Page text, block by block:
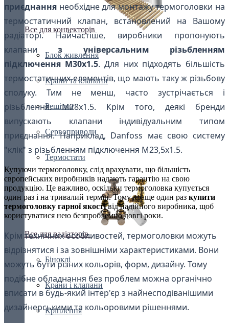
Все для конвекторів
Блок живлення
Крани та клапани
Решітки
Сервоприводи
Термостати
Все для радіаторів
Біноклі
Крани і клапани
Кріплення
приєднання необхідне для монтажу термоголовки на
термостатичний клапан, встановлений на Вашому
радіаторі. Найчастіше, виробники пропонують
клапаниз універсальним різьбленням
підключення М30х1.5. Для них підходять більшість
термостатичних елементів, що мають таку ж різьбову
сполуку. Тим не менш, часто зустрічається і
різьблення. М28х1.5. Крім того, деякі бренди
випускають клапани індивідуальним типом
приєднання. Наприклад, Danfoss має свою систему
"клік" з різьбленням підключення М23,5х1.5.
Купуючи термоголовку, слід врахувати, що більшість
європейських виробників надають гарантію на свою
продукцію. Це важливо, оскільки термоголовка купується
один раз і на тривалий термін. Тому краще один раз купити
термоголовку гарної якостівід надійного виробника, щоб
користуватися нею безпроблемно довгі роки.
Крім технічних особливостей, термоголовки можуть
відрізнятися і за зовнішніми характеристиками. Вони
можуть бути різних кольорів, форм, дизайну. Тому
подібне обладнання без проблем можна органічно
вписати в будь-який інтер'єр з найнесподіванішими
дизайнерськими та кольоровими рішеннями.